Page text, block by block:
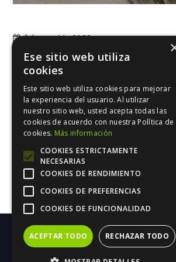
febrero 11, 2022
You cannot view this unit as you're
Navegación
de
entradas
El Arte De Iterar
El Arte De Iterar
Copyright ©| Todos los
pertenecen a Trebolarium.Aviso
Ese sitio web utiliza
cookies
Este sitio web utiliza cookies para mejorar
la experiencia del usuario. Al utilizar
nuestro sitio web, usted acepta todas las
cookies de acuerdo con nuestra Política de
cookies. Más información
COOKIES ESTRICTAMENTE
NECESARIAS
COOKIES DE RENDIMIENTO
COOKIES DE PREFERENCIAS
COOKIES DE FUNCIONALIDAD
ACEPTAR TODO RECHAZAR TODO